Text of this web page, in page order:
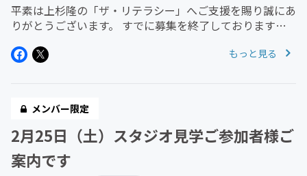
平素は上杉隆の「ザ・リテラシー」へご支援を賜り誠にあ
りがとうございます。 すでに募集を終了しております
集に統一させていただくために、8月20日をもちまして終
もっと見る
メンバー限定
2月25日（土）スタジオ見学ご参加者様ご
案内です